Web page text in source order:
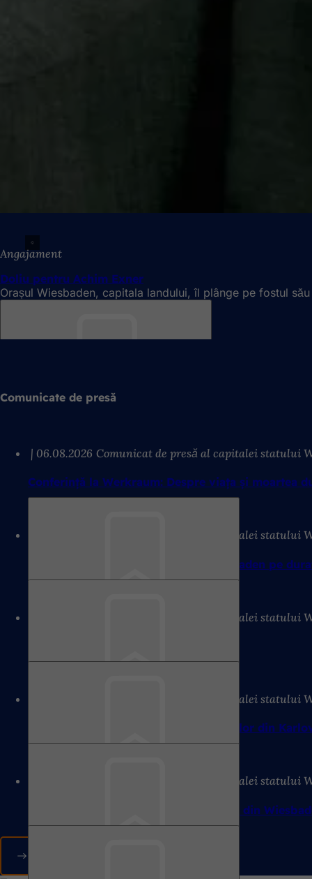
Angajament
Doliu pentru Achim Exner
Orașul Wiesbaden, capitala landului, îl plânge pe fostul
Comunicate de presă
06.08.2026 Comunicat de presă al capitalei statului
Conferință la Werkraum: Despre viața și moartea
Amintește-
ți
Comunicat de presă al capitalei statului
Mutarea pieței săptămânale din Wiesbaden pe
Comunicat de presă al capitalei statului
Amintește-
ți
Comunicat de presă al capitalei statului
Obiectele din muzeul local al locuitorilor din
Amintește-
ți
Comunicat de presă al capitalei statului
Noul program semestrial al Fasaneriei din